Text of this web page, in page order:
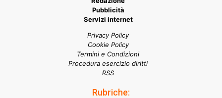
Pubblicità
Servizi internet
Privacy Policy
Cookie Policy
Termini e Condizioni
Procedura esercizio diritti
RSS
Rubriche: